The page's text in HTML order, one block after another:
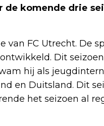
de komende drie
FC Utrecht. De
Dit
hij als
en Duitsland. Dit
het seizoen al